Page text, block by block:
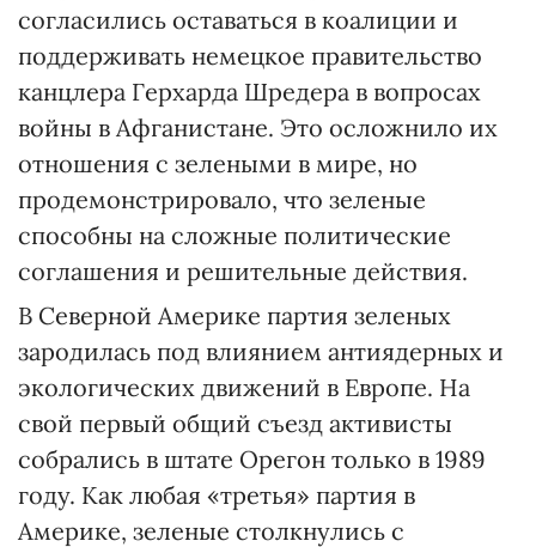
согласились оставаться в коалиции и
поддерживать немецкое правительство
канцлера Герхарда Шредера в вопросах
войны в Афганистане. Это осложнило их
отношения с зелеными в мире, но
продемонстрировало, что зеленые
способны на сложные политические
соглашения и решительные действия.
В Северной Америке партия зеленых
зародилась под влиянием антиядерных и
экологических движений в Европе. На
свой первый общий съезд активисты
собрались в штате Орегон только в 1989
году. Как любая «третья» партия в
Америке, зеленые столкнулись с